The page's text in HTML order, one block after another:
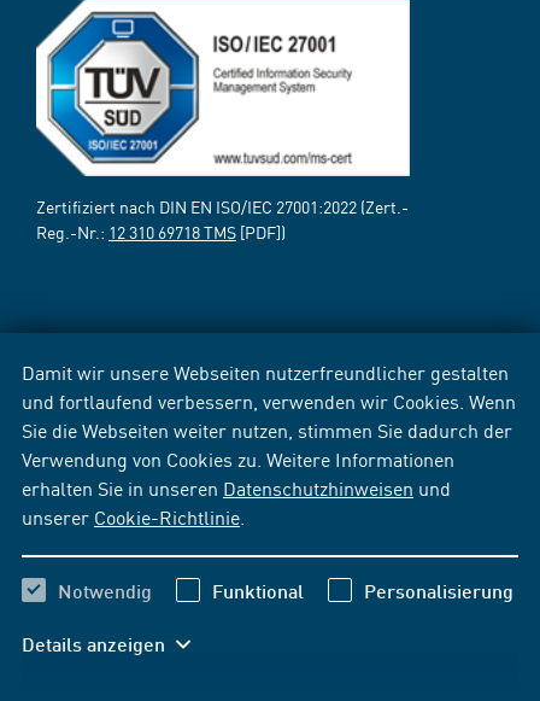
Damit wir unsere Webseiten nutzerfreundlicher gestalten
und fortlaufend verbessern, verwenden wir Cookies. Wenn
Sie die Webseiten weiter nutzen, stimmen Sie dadurch der
Verwendung von Cookies zu. Weitere Informationen
erhalten Sie in unseren Datenschutzhinweisen und
unserer Cookie-Richtlinie
Notwendig Funktional Personalisierung
Details anzeigen
Zertifiziert nach DIN EN ISO/IEC 27001:2022 (Zert.-
Reg.-Nr.: 12 310 69718 TMS [PDF])